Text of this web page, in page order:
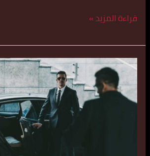
قراءة المزيد »
أفخم
تكاسي
في